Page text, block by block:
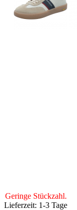
Geringe Stückzahl.
Lieferzeit: 1-3 Tage